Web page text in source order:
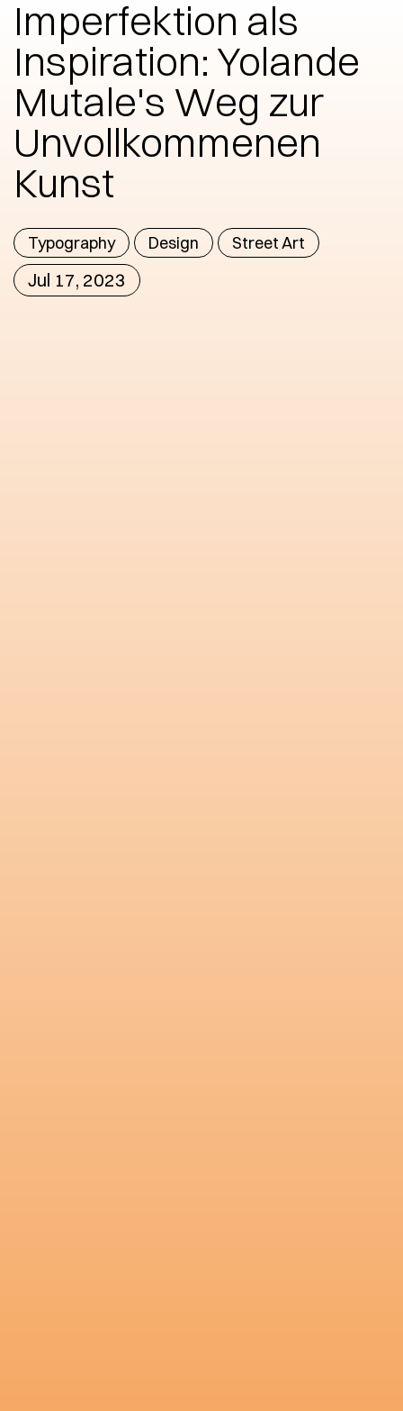
Imperfektion als
Inspiration: Yolande
Mutale's Weg zur
Unvollkommenen
Kunst
Typography Design Street Art
Jul 17, 2023